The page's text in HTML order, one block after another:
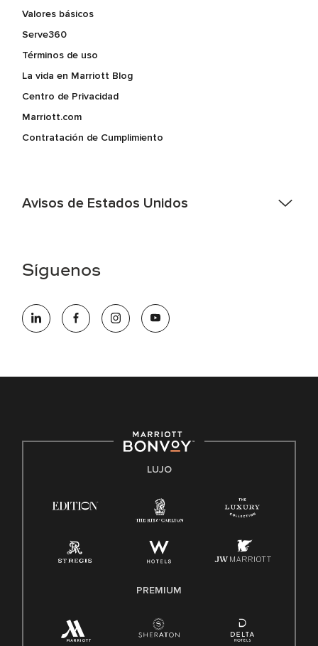
Valores básicos
Serve360
Términos de uso
La vida en Marriott Blog
Centro de Privacidad
Marriott.com
Contratación de Cumplimiento
Avisos de Estados Unidos
electrónico hqaffirmativeaction@marriott.com
oportunidades que se compromete a contratar una fuerza
de trabajo diversa y a mantener una cultura inclusiva.
Derecho a trabajar inglés/español
Conozca sus derechos
Ley de licencia familiar y médica (FMLA)
Síguenos
LUJO
PREMIUM